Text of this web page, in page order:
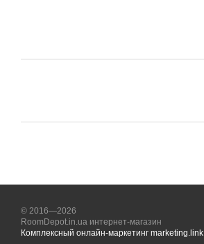
© 2016—2026
RoomDepot.in.ua интернет-магазин
Комплексный онлайн-маркетинг marketing.link